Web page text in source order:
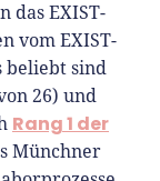
das EXIST-
vom EXIST-
beliebt sind
26) und
Rang 1 der
Münchner